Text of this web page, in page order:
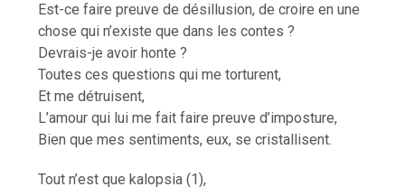
Est-ce faire preuve de désillusion, de croire en une
chose qui n’existe que dans les contes ?
Devrais-je avoir honte ?
Toutes ces questions qui me torturent,
Et me détruisent,
L’amour qui lui me fait faire preuve d’imposture,
Bien que mes sentiments, eux, se cristallisent.
Tout n’est que kalopsia (1),